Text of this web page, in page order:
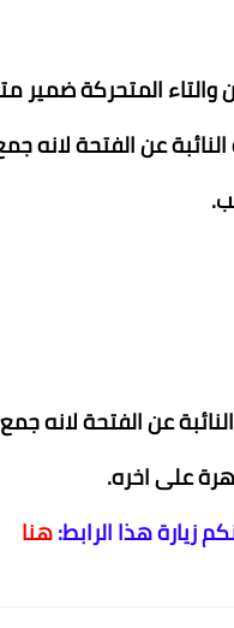
المتحركة ضمير
عن الفتحة لانه
عن الفتحة لانه
على اخره.
زيارة هذا الرابط:هنا